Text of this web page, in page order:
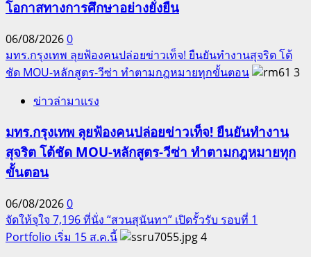
โอกาสทางการศึกษาอย่างยั่งยืน
06/08/20260
มทร.กรุงเทพ ลุยฟ้องคนปล่อยข่าวเท็จ! ยืนยันทำงานสุจริต โต้
ชัด MOU-หลักสูตร-วีซ่า ทำตามกฎหมายทุกขั้นตอน
3
ข่าวล่ามาแรง
มทร.กรุงเทพ ลุยฟ้องคนปล่อยข่าวเท็จ! ยืนยันทำงาน
สุจริต โต้ชัด MOU-หลักสูตร-วีซ่า ทำตามกฎหมายทุก
ขั้นตอน
06/08/20260
จัดให้จุใจ 7,196 ที่นั่ง “สวนสุนันทา” เปิดรั้วรับ รอบที่ 1
Portfolio เริ่ม 15 ส.ค.นี้
4